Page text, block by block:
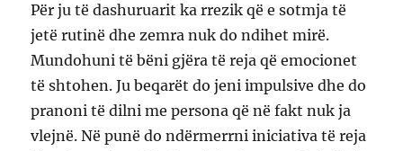
Për ju të dashuruarit ka rrezik që e sotmja të
jetë rutinë dhe zemra nuk do ndihet mirë.
Mundohuni të bëni gjëra të reja që emocionet
të shtohen. Ju beqarët do jeni impulsive dhe do
pranoni të dilni me persona që në fakt nuk ja
vlejnë. Në punë do ndërmerrni iniciativa të reja